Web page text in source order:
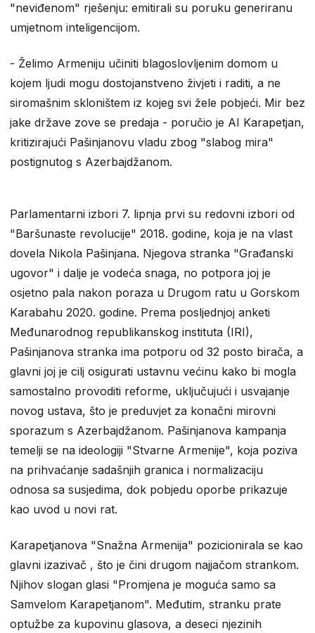
"neviđenom" rješenju: emitirali su poruku generiranu
umjetnom inteligencijom.
​- Želimo Armeniju učiniti blagoslovljenim domom u
kojem ljudi mogu dostojanstveno živjeti i raditi, a ne
siromašnim skloništem iz kojeg svi žele pobjeći. Mir bez
jake države zove se predaja - poručio je AI Karapetjan,
kritizirajući Pašinjanovu vladu zbog "slabog mira"
postignutog s Azerbajdžanom.
Parlamentarni izbori 7. lipnja prvi su redovni izbori od
"Baršunaste revolucije" 2018. godine, koja je na vlast
dovela Nikola Pašinjana. Njegova stranka "Građanski
ugovor" i dalje je vodeća snaga, no potpora joj je
osjetno pala nakon poraza u Drugom ratu u Gorskom
Karabahu 2020. godine. Prema posljednjoj anketi
Međunarodnog republikanskog instituta (IRI),
Pašinjanova stranka ima potporu od 32 posto birača, a
glavni joj je cilj osigurati ustavnu većinu kako bi mogla
samostalno provoditi reforme, uključujući i usvajanje
novog ustava, što je preduvjet za konačni mirovni
sporazum s Azerbajdžanom. Pašinjanova kampanja
temelji se na ideologiji "Stvarne Armenije", koja poziva
na prihvaćanje sadašnjih granica i normalizaciju
odnosa sa susjedima, dok pobjedu oporbe prikazuje
kao uvod u novi rat.
Karapetjanova "Snažna Armenija" pozicionirala se kao
glavni izazivač , što je čini drugom najjačom strankom.
Njihov slogan glasi "Promjena je moguća samo sa
Samvelom Karapetjanom". Međutim, stranku prate
optužbe za kupovinu glasova, a deseci njezinih